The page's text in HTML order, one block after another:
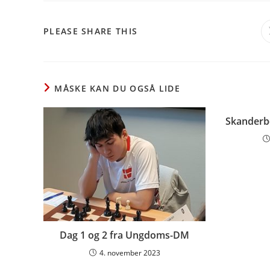
PLEASE SHARE THIS
MÅSKE KAN DU OGSÅ LIDE
Dag 1 og 2 fra Ungdoms-DM
4. november 2023